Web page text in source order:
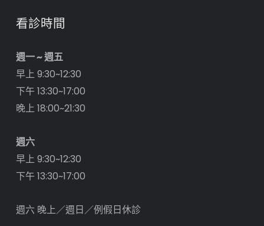
看診時間
週一 ~ 週五
早上 9:30~12:30
下午 13:30~17:00
晚上 18:00~21:30
週六
早上 9:30~12:30
下午 13:30~17:00
週六 晚上／週日／例假日休診